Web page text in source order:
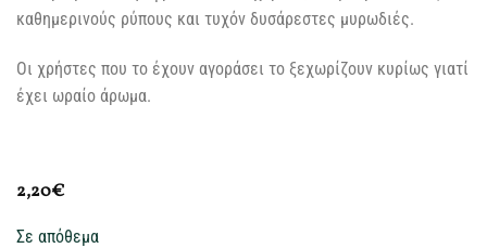
καθημερινούς ρύπους και τυχόν δυσάρεστες μυρωδιές.
Οι χρήστες που το έχουν αγοράσει το ξεχωρίζουν κυρίως γιατί
έχει ωραίο άρωμα.
2,20€
Σε απόθεμα